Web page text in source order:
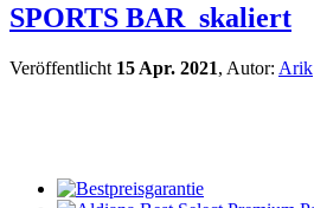
SPORTS BAR_skaliert
Veröffentlicht 15 Apr. 2021, Autor: Arik